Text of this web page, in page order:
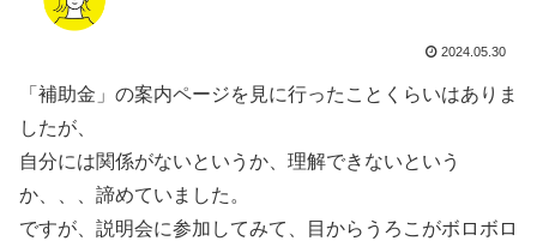
2024.05.30
「補助金」の案内ページを見に行ったことくらいはありま
したが、
自分には関係がないというか、理解できないという
か、、、諦めていました。
ですが、説明会に参加してみて、目からうろこがボロボロ